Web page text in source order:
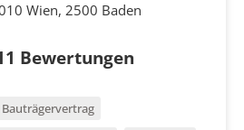
Wien, 2500 Baden
Bewertungen
Bauträgervertrag